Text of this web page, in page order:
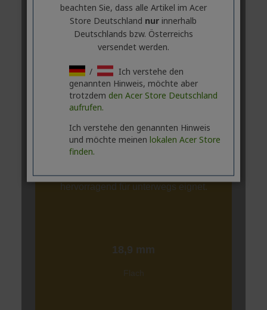
beachten Sie, dass alle Artikel im Acer
Store Deutschland nur innerhalb
Deutschlands bzw. Österreichs
versendet werden.
/
Ich verstehe den
genannten Hinweis, möchte aber
trotzdem den Acer Store Deutschland
aufrufen.
Ich verstehe den genannten Hinweis
und möchte meinen lokalen Acer Store
finden.